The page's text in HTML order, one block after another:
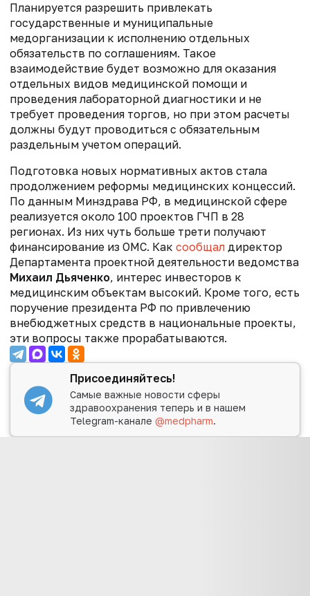
Планируется разрешить привлекать
государственные и муниципальные
медорганизации к исполнению отдельных
обязательств по соглашениям. Такое
взаимодействие будет возможно для оказания
отдельных видов медицинской помощи и
проведения лабораторной диагностики и не
требует проведения торгов, но при этом расчеты
должны будут проводиться с обязательным
раздельным учетом операций.
Подготовка новых нормативных актов стала
продолжением реформы медицинских концессий.
По данным Минздрава РФ, в медицинской сфере
реализуется около 100 проектов ГЧП в 28
регионах. Из них чуть больше трети получают
финансирование из ОМС. Как сообщал директор
Департамента проектной деятельности ведомства
Михаил Дьяченко, интерес инвесторов к
медицинским объектам высокий. Кроме того, есть
поручение президента РФ по привлечению
внебюджетных средств в национальные проекты,
эти вопросы также прорабатываются.
Присоединяйтесь!
Самые важные новости сферы
здравоохранения теперь и в нашем
Telegram-канале@medpharm.